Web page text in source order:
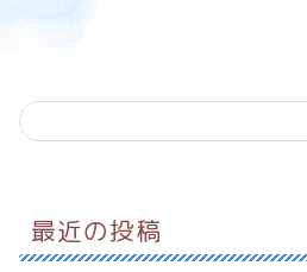
最近の投稿